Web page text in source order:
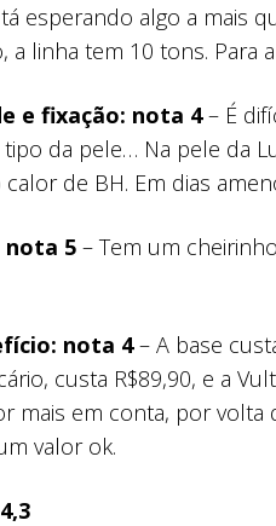
esperando algo a mais
a linha tem 10 tons. Para
e fixação: nota 4– É
da pele… Na pele da
de BH. Em dias
nota 5 – Tem um
nota 4– A base
custa R$89,90, e a
mais em conta, por volta
valor ok.